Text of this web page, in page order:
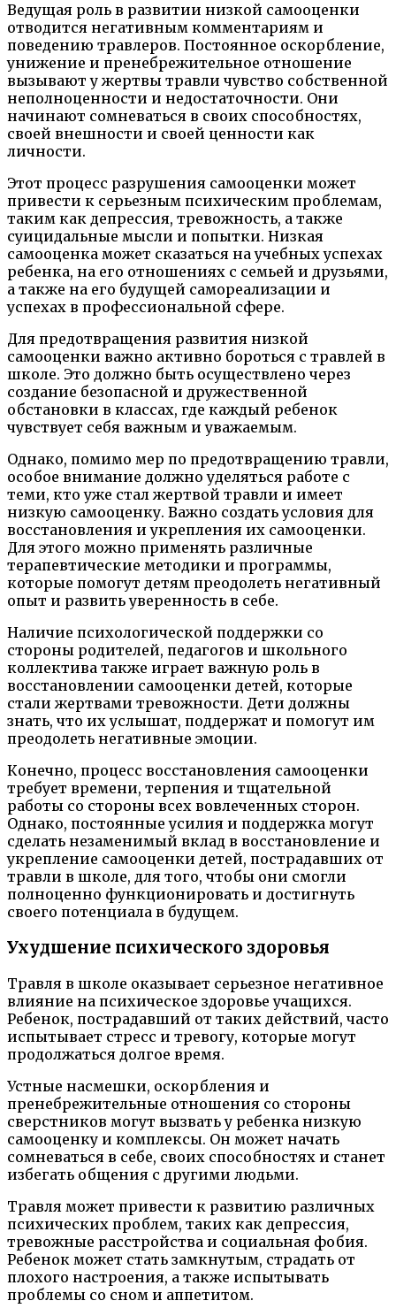
Ведущая роль в развитии низкой самооценки
отводится негативным комментариям и
поведению травлеров. Постоянное оскорбление,
унижение и пренебрежительное отношение
вызывают у жертвы травли чувство собственной
неполноценности и недостаточности. Они
начинают сомневаться в своих способностях,
своей внешности и своей ценности как
личности.
Этот процесс разрушения самооценки может
привести к серьезным психическим проблемам,
таким как депрессия, тревожность, а также
суицидальные мысли и попытки. Низкая
самооценка может сказаться на учебных успехах
ребенка, на его отношениях с семьей и друзьями,
а также на его будущей самореализации и
успехах в профессиональной сфере.
Для предотвращения развития низкой
самооценки важно активно бороться с травлей в
школе. Это должно быть осуществлено через
создание безопасной и дружественной
обстановки в классах, где каждый ребенок
чувствует себя важным и уважаемым.
Однако, помимо мер по предотвращению травли,
особое внимание должно уделяться работе с
теми, кто уже стал жертвой травли и имеет
низкую самооценку. Важно создать условия для
восстановления и укрепления их самооценки.
Для этого можно применять различные
терапевтические методики и программы,
которые помогут детям преодолеть негативный
опыт и развить уверенность в себе.
Наличие психологической поддержки со
стороны родителей, педагогов и школьного
коллектива также играет важную роль в
восстановлении самооценки детей, которые
стали жертвами тревожности. Дети должны
знать, что их услышат, поддержат и помогут им
преодолеть негативные эмоции.
Конечно, процесс восстановления самооценки
требует времени, терпения и тщательной
работы со стороны всех вовлеченных сторон.
Однако, постоянные усилия и поддержка могут
сделать незаменимый вклад в восстановление и
укрепление самооценки детей, пострадавших от
травли в школе, для того, чтобы они смогли
полноценно функционировать и достигнуть
своего потенциала в будущем.
Ухудшение психического здоровья
Травля в школе оказывает серьезное негативное
влияние на психическое здоровье учащихся.
Ребенок, пострадавший от таких действий, часто
испытывает стресс и тревогу, которые могут
продолжаться долгое время.
Устные насмешки, оскорбления и
пренебрежительные отношения со стороны
сверстников могут вызвать у ребенка низкую
самооценку и комплексы. Он может начать
сомневаться в себе, своих способностях и станет
избегать общения с другими людьми.
Травля может привести к развитию различных
психических проблем, таких как депрессия,
тревожные расстройства и социальная фобия.
Ребенок может стать замкнутым, страдать от
плохого настроения, а также испытывать
проблемы со сном и аппетитом.